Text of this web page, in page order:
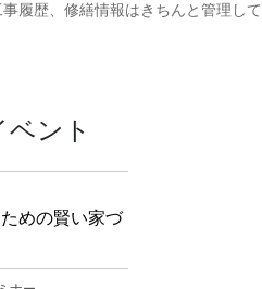
事履歴、修繕情報はきちんと管理し
ベント
めの賢い家づ